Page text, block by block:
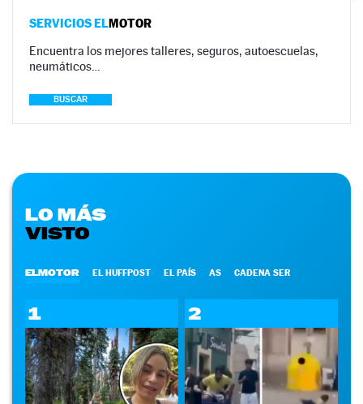
SERVICIOS ELMOTOR
Encuentra los mejores talleres, seguros, autoescuelas,
neumáticos…
BUSCAR
LO MÁS
VISTO
ELMOTOR EL HUFFPOST EL PAÍS AS CADENA SER
1 2